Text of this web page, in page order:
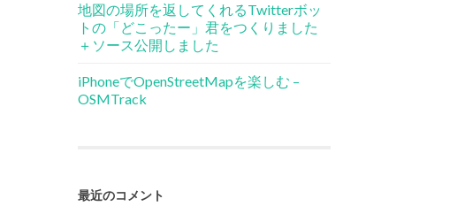
地図の場所を返してくれるTwitterボッ
トの「どこったー」君をつくりました
＋ソース公開しました
iPhoneでOpenStreetMapを楽しむ –
OSMTrack
最近のコメント